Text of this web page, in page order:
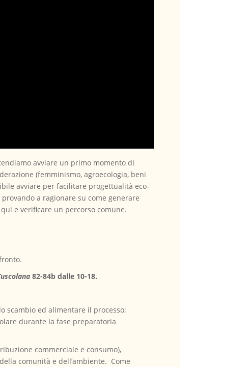
avviare un primo momento di
(femminismo, agroecologia, beni
avviare per facilitare progettualità eco-
a ragionare su come generare
e verificare un percorso comune.
82-84b dalle 10-18.
scambio ed alimentare il processo;
durante la fase preparatoria
commerciale e consumo),
comunità e dell’ambiente. Come